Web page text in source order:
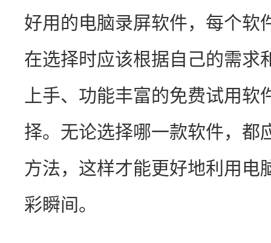
好用的电脑录屏软件，每个软
在选择时应该根据自己的需求
上手、功能丰富的免费试用
择。无论选择哪一款软件，都
方法，这样才能更好地利用电
彩瞬间。